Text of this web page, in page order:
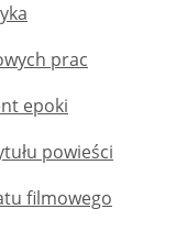
prac
epoki
powieści
filmowego